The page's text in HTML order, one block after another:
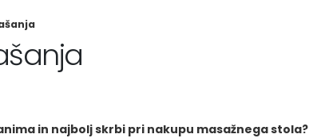
in najbolj skrbi pri nakupu masažnega stola?